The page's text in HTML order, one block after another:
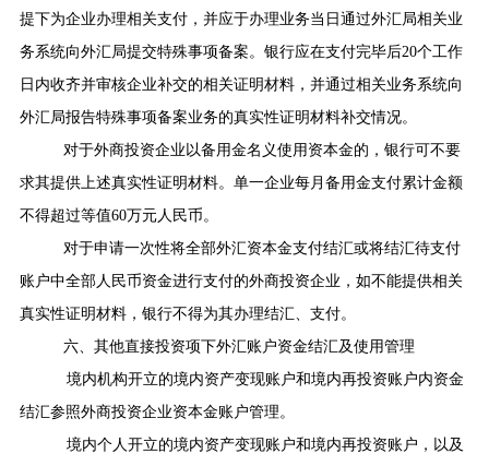
提下为企业办理相关支付，并应于办理业务当日通过外汇局相关业
务系统向外汇局提交特殊事项备案。银行应在支付完毕后20个工作
日内收齐并审核企业补交的相关证明材料，并通过相关业务系统向
外汇局报告特殊事项备案业务的真实性证明材料补交情况。
对于外商投资企业以备用金名义使用资本金的，银行可不要
求其提供上述真实性证明材料。单一企业每月备用金支付累计金额
不得超过等值60万元人民币。
对于申请一次性将全部外汇资本金支付结汇或将结汇待支付
账户中全部人民币资金进行支付的外商投资企业，如不能提供相关
真实性证明材料，银行不得为其办理结汇、支付。
六、其他直接投资项下外汇账户资金结汇及使用管理
境内机构开立的境内资产变现账户和境内再投资账户内资金
结汇参照外商投资企业资本金账户管理。
境内个人开立的境内资产变现账户和境内再投资账户，以及